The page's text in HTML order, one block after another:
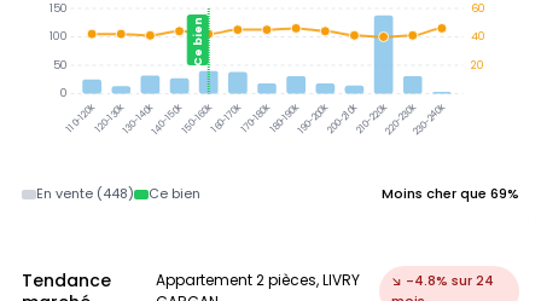
110-120k120-130k130-140k140-150k150-160k160-170k170-180k180-190k190-200k200-210k210-220k220-230k230-240k
Ce bien
60
40
20
150
100
50
0
En vente (448) Ce bien Moins cher que 69%
Tendance
Appartement 2 pièces, LIVRY
↘ -4.8% sur 24